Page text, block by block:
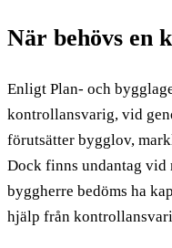
När behövs en
Enligt Plan- och
kontrollansvarig, vid
förutsätter bygglov,
Dock finns undantag vid
byggherre bedöms ha
hjälp från